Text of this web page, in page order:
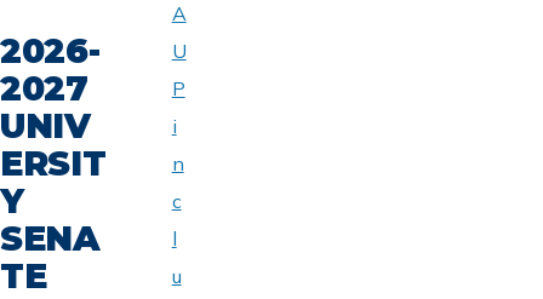
2026-
2027
UNIV
ERSIT
Y
SENA
TE
UNIVERSITY
SENATE
A
U
P
i
n
c
l
u